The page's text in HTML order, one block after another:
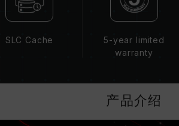
SLC Cache
5-year limited
warranty
产品介绍